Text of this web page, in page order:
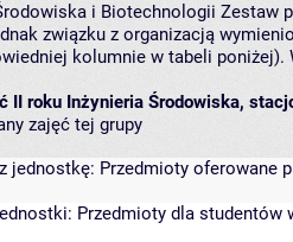
i Biotechnologii Zestaw
związku z organizacją
kolumnie w tabeli
II roku Inżynieria Środowiska,
zajęć tej grupy
jednostkę: Przedmioty oferowane
Przedmioty dla studentów